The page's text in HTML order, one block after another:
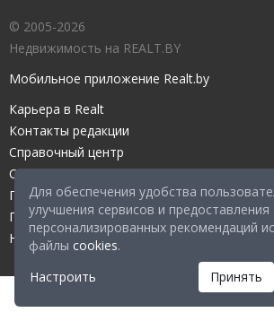
Для обеспечения удобства
улучшения сервисов и предоставления
персонализированных рекомендаций
файлы cookies.
Настроить
Принять
© 2005-2026
Недвижимость на REALT.BY
Мобильное приложение Realt.by
Карьера в Realt
Контакты редакции
Справочный центр
Служба поддержки
Прейскурант
Правовые документы
Настройка файлов cookies